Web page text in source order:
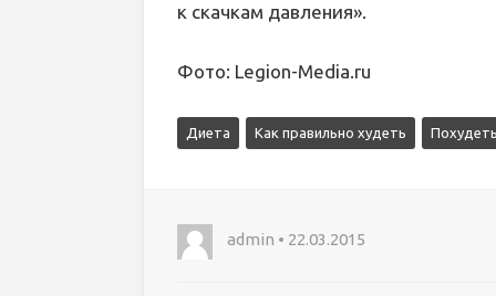
к скачкам давления».
Фото: Legion-Media.ru
Диета Как правильно худеть
admin • 22.03.2015